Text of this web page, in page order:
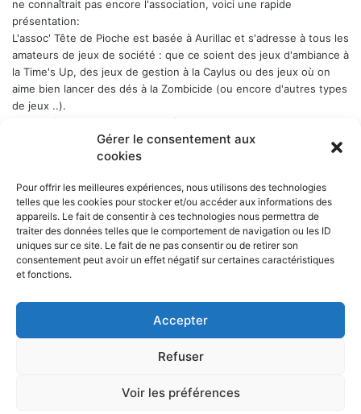
Gérer le consentement aux
cookies
Pour offrir les meilleures expériences, nous utilisons des technologies
telles que les cookies pour stocker et/ou accéder aux informations des
appareils. Le fait de consentir à ces technologies nous permettra de
traiter des données telles que le comportement de navigation ou les ID
uniques sur ce site. Le fait de ne pas consentir ou de retirer son
consentement peut avoir un effet négatif sur certaines caractéristiques
et fonctions.
Accepter
Refuser
Voir les préférences
ne connaîtrait pas encore l'association, voici une rapide
présentation:
L'assoc' Tête de Pioche est basée à Aurillac et s'adresse à tous les
amateurs de jeux de société : que ce soient des jeux d'ambiance à
la Time's Up, des jeux de gestion à la Caylus ou des jeux où on
aime bien lancer des dés à la Zombicide (ou encore d'autres types
de jeux ..).
Les soirées-jeux sont ouvertes à tous (enfin quand même plutôt
aux adultes). Elles ont lieu chaque Week-end en alternance : 1er
samedi du mois, puis vendredi, puis samedi etc..., a Belbex (6
minuit...
La cotisation annuelle est de 10 € (mais le trésorier est indulgent
envers les curieux qui viennent une fois comme ça ...)Donc, si
cela vous dit, n'hésitez pas !
L'angle du jeu - 5 rue Marchande, 15000 Aurillac